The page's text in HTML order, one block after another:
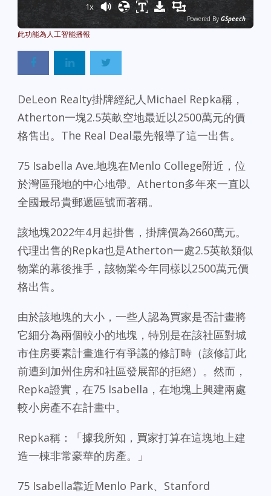
1x
Powered By GSpeech
DeLeon Realty掛牌經紀人Michael Repka稱，
Atherton一塊2.5英畝空地最近以2500萬元的價
格售出。The Real Deal最先報導了這一出售。
75 Isabella Ave.地塊在Menlo College附近，位
於灣區飛地的中心地帶。Atherton多年來一直以
全國最昂貴郵遞區號而著稱。
該地塊2022年4月起掛售，掛牌價為2660萬元。
代理出售的Repka也是Atherton一處2.5英畝類似
物業的幕後推手，該物業今年同樣以2500萬元價
格出售。
由於該地塊的大小，一些人認為買家是否計畫將
它細分為兩個較小的地塊，特別是在該社區對城
市住房要素計畫進行有爭議的修訂時（該修訂此
前遭到加州住房和社區發展部的拒絕）。然而，
Repka證實，在75 Isabella，在地塊上興建兩處
較小房產不在計畫中。
Repka稱：「據我所知，買家打算在這塊地上建
造一棟非常豪華的房產。」
75 Isabella靠近Menlo Park、Stanford